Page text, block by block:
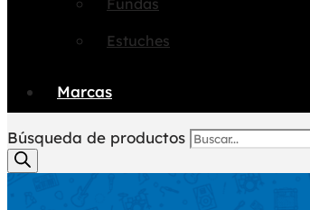
Fundas
Estuches
Marcas
Búsqueda de productos